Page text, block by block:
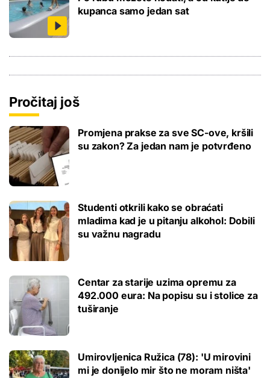
kupanca samo jedan sat
Pročitaj još
Promjena prakse za sve SC-ove, kršili
su zakon? Za jedan nam je potvrđeno
Studenti otkrili kako se obraćati
mladima kad je u pitanju alkohol: Dobili
su važnu nagradu
Centar za starije uzima opremu za
492.000 eura: Na popisu su i stolice za
tuširanje
Umirovljenica Ružica (78): 'U mirovini
mi je donijelo mir što ne moram ništa'